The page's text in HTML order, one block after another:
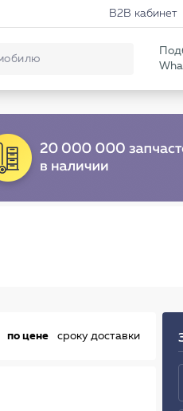
B2B кабинет
по цене сроку доставки